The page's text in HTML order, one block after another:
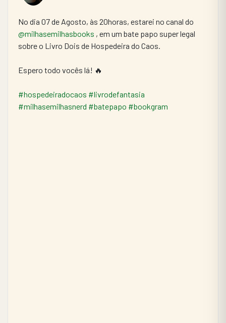
@milhasemilhasbooks , em um bate papo super legal
sobre o Livro Dois de Hospedeira do Caos.
Espero todo vocês lá! 🔥
#hospedeiradocaos #livrodefantasia
#milhasemilhasnerd #batepapo #bookgram